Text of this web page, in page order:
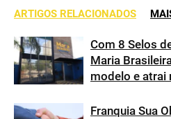
ARTIGOS RELACIONADOS
Com 8 Selos
Maria
modelo e atrai
Franquia Sua